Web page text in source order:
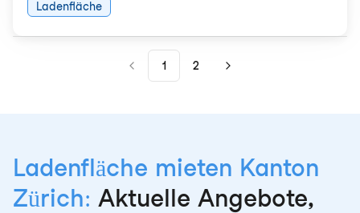
Ladenfläche
1 2
Ladenfläche mieten Kanton
Zürich: Aktuelle Angebote,